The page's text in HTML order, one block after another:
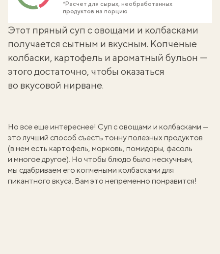
*Расчет для сырых, необработанных
продуктов на порцию
Этот пряный суп с овощами и колбасками
получается сытным и вкусным. Копченые
колбаски, картофель и ароматный бульон —
этого достаточно, чтобы оказаться
во вкусовой нирване.
Но все еще интереснее! Суп с овощами и колбасками —
это лучший способ съесть тонну полезных продуктов
(в нем есть картофель, морковь, помидоры, фасоль
и многое другое). Но чтобы блюдо было нескучным,
мы сдабриваем его копчеными колбасками для
пикантного вкуса. Вам это непременно понравится!